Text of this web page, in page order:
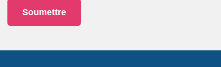
Soumettre